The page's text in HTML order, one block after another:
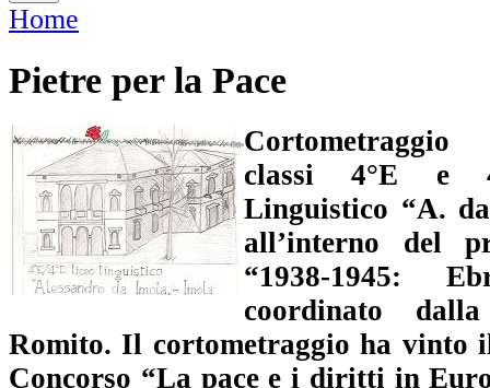
Home
Pietre per la Pace
classi4°E e
Linguistico “A.
all’interno del
“1938-1945:
coordinato
Romito. Il cortometraggio ha vinto
Concorso “La pace e i diritti in